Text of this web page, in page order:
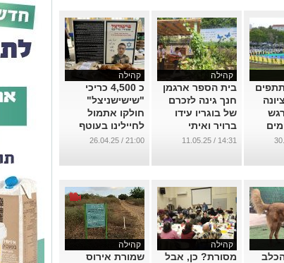
600 ימים
קהילה
בית הספר ארגמן
חנך גינה לזכרם
של בוגריו עידו
ברויר ואיתי
אברהם רון, אשר
חרבות ברזל
14:31 / 11.05.25
קהילה
כ 4,500 כריכי
"שישישניצל"
חולקו אתמול
לחיילינו בעוטף
ובעזה, בסיוע
של איתי רון ז"ל.
21:00 / 26.04.25
קהילה
מסורת? כן, אבל
קהילה
שמורת אירוס